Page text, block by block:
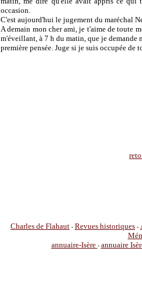
occasion.
C'est aujourd'hui le jugement du maréchal
A demain mon cher ami, je t'aime de toute
m'éveillant, à 7 h du matin, que je demande
première pensée. Juge si je suis occupée de
Charles de Flahaut - Revues historiques -
annuaire-Isère - annuaire